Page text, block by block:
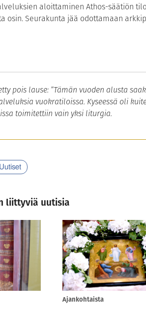
aloittaminen Athos-säätiön
osin. Seurakunta jää odottamaan
pois lause: ”Tämän vuoden alusta
vuokratiloissa. Kyseessä oli
toimitettiin vain yksi liturgia.
Uutiset
liittyviä uutisia
Ajankohtaista